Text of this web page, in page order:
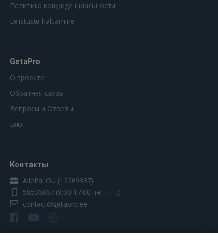
Политика конфиденциальности
Eelistuste haldamine
GetaPro
О проекте
Обратная связь
Вопросы и Ответы
Блог
Контакты
AllePal OÜ (12209337)
58536867 (9:00-17:00 пн. - пт.)
contact@getapro.ee